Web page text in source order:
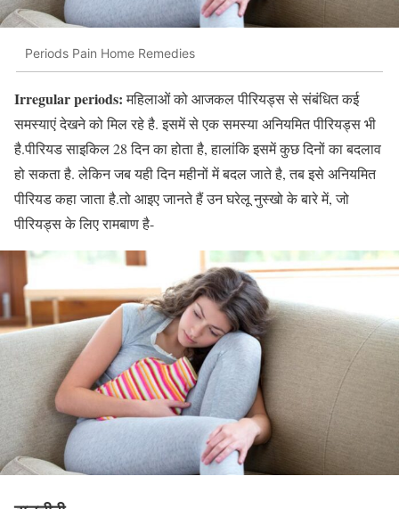
Periods Pain Home Remedies
Irregular periods:महिलाओं को आजकल पीरियड्स से संबंधित कई
समस्याएं देखने को मिल रहे है. इसमें से एक समस्या अनियमित पीरियड्स भी
है.पीरियड साइकिल 28 दिन का होता है, हालांकि इसमें कुछ दिनों का बदलाव
हो सकता है. लेकिन जब यही दिन महीनों में बदल जाते है, तब इसे अनियमित
पीरियड कहा जाता है.तो आइए जानते हैं उन घरेलू नुस्खो के बारे में, जो
पीरियड्स के लिए रामबाण है-